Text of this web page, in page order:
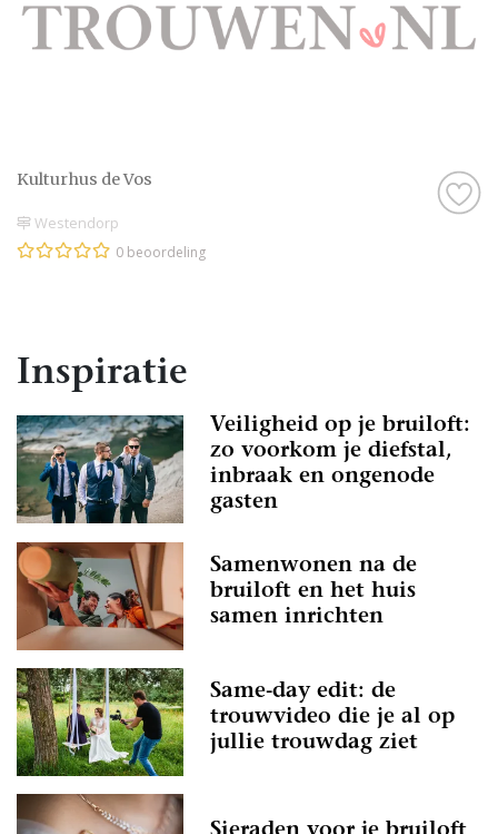
Kulturhus de Vos
Westendorp
0 beoordeling
Inspiratie
Veiligheid op je bruiloft:
zo voorkom je diefstal,
inbraak en ongenode
gasten
Samenwonen na de
bruiloft en het huis
samen inrichten
Same-day edit: de
trouwvideo die je al op
jullie trouwdag ziet